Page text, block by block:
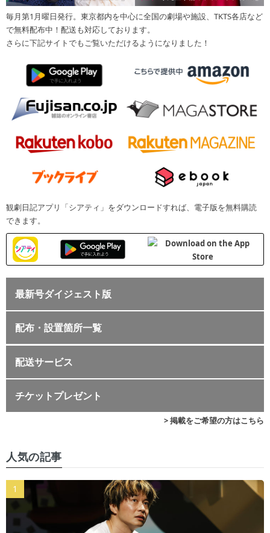
毎月第1月曜日発行。東京都内を中心に全国の劇場や施設、TKTS各店など
で無料配布中！配送も対応しております。
さらに下記サイトでもご覧いただけるようになりました！
観劇日記アプリ「シアティ」をダウンロードすれば、電子版を無料購読
できます。
最新号ダイジェスト版
配布・設置箇所一覧
配送サービス
チケットプレゼント
> 掲載をご希望の方はこちら
人気の記事